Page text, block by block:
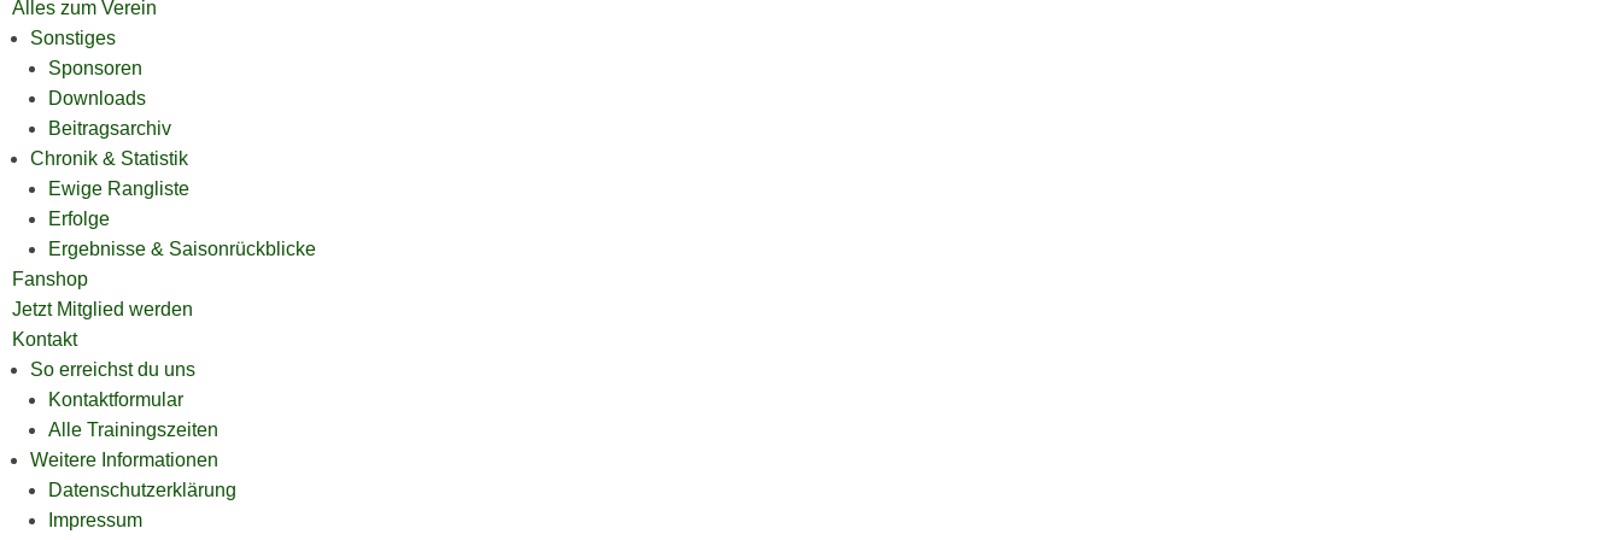
Alles zum Verein
Sonstiges
Sponsoren
Downloads
Beitragsarchiv
Chronik & Statistik
Ewige Rangliste
Erfolge
Ergebnisse & Saisonrückblicke
Fanshop
Jetzt Mitglied werden
Kontakt
So erreichst du uns
Kontaktformular
Alle Trainingszeiten
Weitere Informationen
Datenschutzerklärung
Impressum